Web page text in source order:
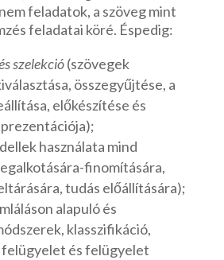
feladatok, a szöveg mint
feladatai köré. Éspedig:
szelekció(szövegek
összegyűjtése, a
előkészítése és
használata mind
finomítására,
tudás előállítására);
alapuló és
klasszifikáció,
felügyelet és felügyelet